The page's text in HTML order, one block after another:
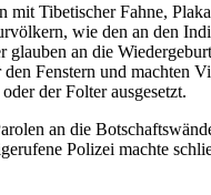
Tibetischer Fahne,
wie den an den
an die
Fenstern und machten
der Folter ausgesetzt.
an die
Polizei machte